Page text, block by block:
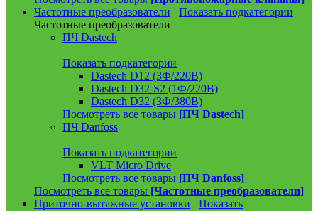
Частотные преобразователи
Показать подкатегории
Частотные преобразователи
ПЧ Dastech
Показать подкатегории
Dastech D12 (3Ф/220В)
Dastech D32-S2 (1Ф/220В)
Dastech D32 (3Ф/380В)
Посмотреть все товары [ПЧ Dastech]
ПЧ Danfoss
Показать подкатегории
VLT Micro Drive
Посмотреть все товары [ПЧ Danfoss]
Посмотреть все товары [Частотные преобразователи]
Приточно-вытяжные установки
Показать